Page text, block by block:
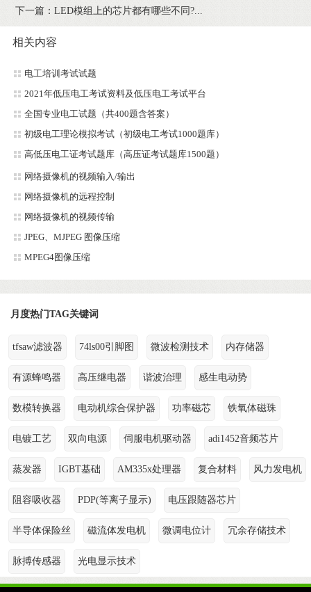
下一篇：LED模组上的芯片都有哪些不同?...
相关内容
电工培训考试试题
2021年低压电工考试资料及低压电工考试平台
全国专业电工试题（共400题含答案）
初级电工理论模拟考试（初级电工考试1000题库）
高低压电工证考试题库（高压证考试题库1500题）
网络摄像机的视频输入/输出
网络摄像机的远程控制
网络摄像机的视频传输
JPEG、MJPEG 图像压缩
MPEG4图像压缩
月度热门TAG关键词
tfsaw滤波器 74ls00引脚图 微波检测技术 内存储器
有源蜂鸣器 高压继电器 谐波治理 感生电动势
数模转换器 电动机综合保护器 功率磁芯 铁氧体磁珠
电镀工艺 双向电源 伺服电机驱动器 adi1452音频芯片
蒸发器 IGBT基础 AM335x处理器 复合材料 风力发电机
阻容吸收器 PDP(等离子显示) 电压跟随器芯片
半导体保险丝 磁流体发电机 微调电位计 冗余存储技术
脉搏传感器 光电显示技术